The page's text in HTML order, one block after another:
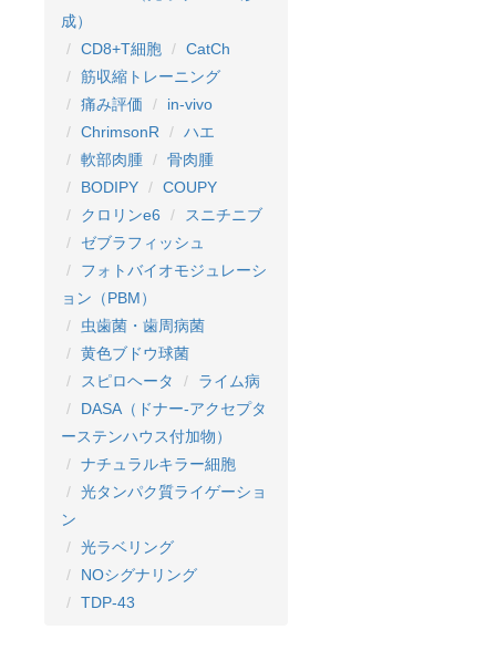
成）
CD8+T細胞
CatCh
筋収縮トレーニング
痛み評価
in-vivo
ChrimsonR
ハエ
軟部肉腫
骨肉腫
BODIPY
COUPY
クロリンe6
スニチニブ
ゼブラフィッシュ
フォトバイオモジュレーシ
ョン（PBM）
虫歯菌・歯周病菌
黄色ブドウ球菌
スピロヘータ
ライム病
DASA（ドナー-アクセプタ
ーステンハウス付加物）
ナチュラルキラー細胞
光タンパク質ライゲーショ
ン
光ラベリング
NOシグナリング
TDP-43